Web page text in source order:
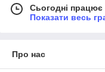
Сьогодні працює
Показати весь
Про нас